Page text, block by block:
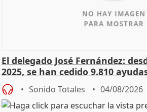
El delegado José Fernández:
2025, se han cedido 9.810
Sonido Totales 04/08/2026